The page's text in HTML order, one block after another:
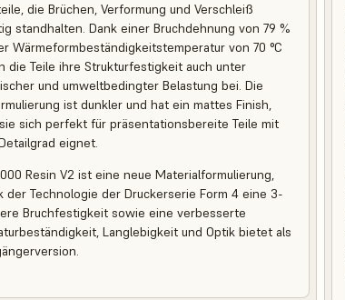
die Brüchen, Verformung und Verschleiß
standhalten. Dank einer Bruchdehnung von 79 %
Wärmeformbeständigkeitstemperatur von 70 °C
die Teile ihre Strukturfestigkeit auch unter
und umweltbedingter Belastung bei. Die
ist dunkler und hat ein mattes Finish,
sich perfekt für präsentationsbereite Teile mit
eignet.
Resin V2 ist eine neue Materialformulierung,
der Technologie der Druckerserie Form 4 eine 3-
Bruchfestigkeit sowie eine verbesserte
Langlebigkeit und Optik bietet als